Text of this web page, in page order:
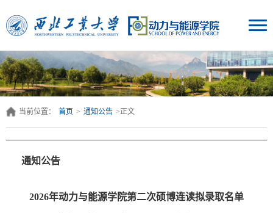
当前位置： 首页 > 通知公告 >正文
通知公告
2026年动力与能源学院第二次硕博连读拟录取名单